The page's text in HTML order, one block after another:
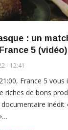
: un
5 (vidéo)
- 12:41
France 5 vous
riches de bons
inédit